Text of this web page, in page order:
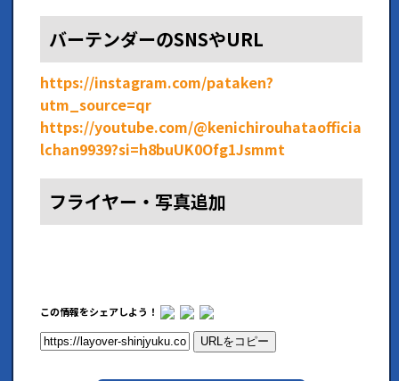
バーテンダーのSNSやURL
https://instagram.com/pataken?
utm_source=qr
https://youtube.com/@kenichirouhataofficia
lchan9939?si=h8buUK0Ofg1Jsmmt
フライヤー・写真追加
この情報をシェアしよう！
URLをコピー